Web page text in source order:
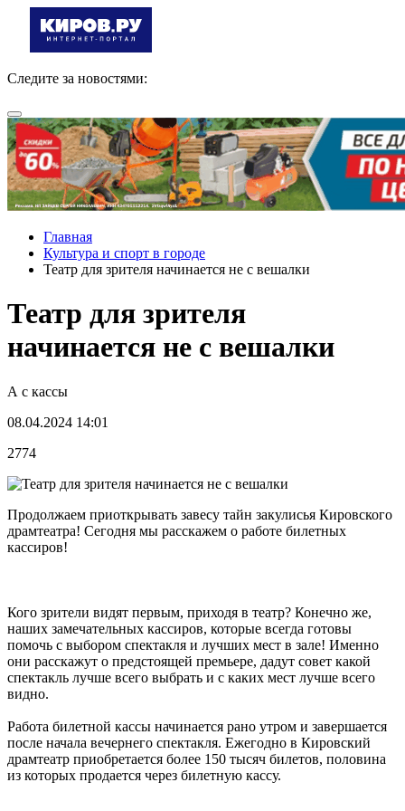
Следите за новостями:
Главная
Культура и спорт в городе
Театр для зрителя начинается не с вешалки
Театр для зрителя
начинается не с вешалки
А с кассы
08.04.2024 14:01
2774
Продолжаем приоткрывать завесу тайн закулисья Кировского
драмтеатра! Сегодня мы расскажем о работе билетных
кассиров!
Кого зрители видят первым, приходя в театр? Конечно же,
наших замечательных кассиров, которые всегда готовы
помочь с выбором спектакля и лучших мест в зале! Именно
они расскажут о предстоящей премьере, дадут совет какой
спектакль лучше всего выбрать и с каких мест лучше всего
видно.
Работа билетной кассы начинается рано утром и завершается
после начала вечернего спектакля. Ежегодно в Кировский
драмтеатр приобретается более 150 тысяч билетов, половина
из которых продается через билетную кассу.